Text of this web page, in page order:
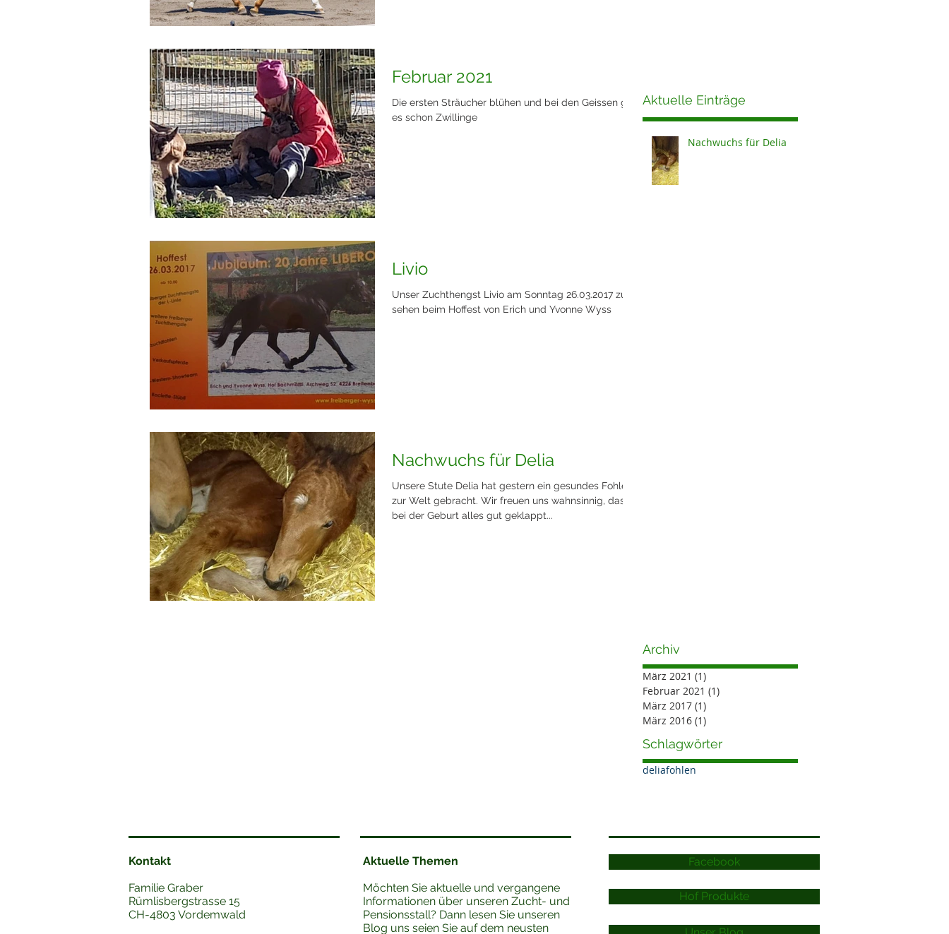
Februar 2021
Die ersten Sträucher blühen und bei den Geissen gab
es schon Zwillinge
Livio
Unser Zuchthengst Livio am Sonntag 26.03.2017 zu
sehen beim Hoffest von Erich und Yvonne Wyss
Nachwuchs für Delia
Unsere Stute Delia hat gestern ein gesundes Fohlen
zur Welt gebracht. Wir freuen uns wahnsinnig, dass
bei der Geburt alles gut geklappt...
Aktuelle Einträge
Nachwuchs für Delia
Archiv
März 2021 (1)
Februar 2021 (1)
März 2017 (1)
März 2016 (1)
Schlagwörter
deliafohlen
Kontakt
Familie Graber
Rümlisbergstrasse 15
CH-4803 Vordemwald
Aktuelle Themen
Möchten Sie aktuelle und vergangene
Informationen über unseren Zucht- und
Pensionsstall? Dann lesen Sie unseren
Blog uns seien Sie auf dem neusten
Facebook
Hof Produkte